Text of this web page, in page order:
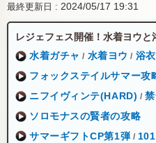
最終更新日 2024/05/17 19:31
レジェフェス開催！水着ヨウと
水着ガチャ / 水着ヨウ / 浴
フォックステイルサマー攻
ニフイヴィンテ(HARD) /
ソロモナスの賢者の攻略
サマーギフトCP第1弾 /